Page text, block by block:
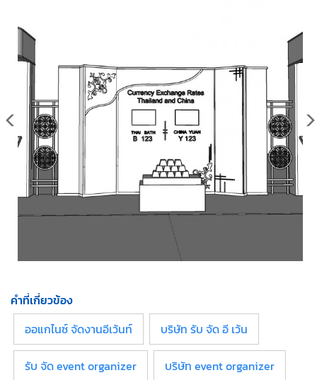
คำที่เกี่ยวข้อง
ออแกไนซ์ จัดงานอีเว้นท์
บริษัท รับ จัด อี เว้น
รับ จัด event organizer บริษัท event organizer